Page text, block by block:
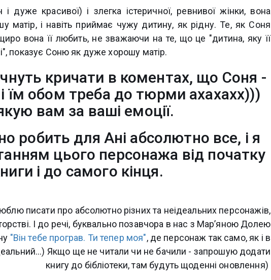
дуже красивої) і злегка істеричної, ревнивої жінки, вона
матір, і навіть приймає чужу дитину, як рідну. Те, як Соня
вона її любить, не зважаючи на те, що це "дитина, яку її
показує Соню як дуже хорошу матір.
кричати в коментах, що Соня -
і їм обом треба до тюрми ахахахх)))
вам за ваші емоції.
робить для Ані абсолютно все, і я
цього персонажа від початку
і до самого кінця.
писати про абсолютно різних та неідеальних персонажів,
І до речі, буквально позавчора в нас з Марʼяною Долею
"Він тебе програв. Ти тепер моя", де персонаж так само, як і в
Якщо ще не читали чи не бачили - запрошую додати
книгу до бібліотеки, там будуть щоденні оновлення)